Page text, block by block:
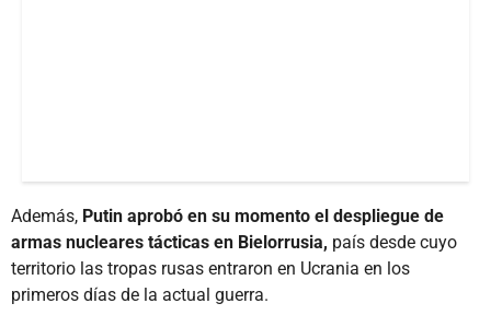
Además, Putin aprobó en su momento el despliegue de
armas nucleares tácticas en Bielorrusia, país desde cuyo
territorio las tropas rusas entraron en Ucrania en los
primeros días de la actual guerra.